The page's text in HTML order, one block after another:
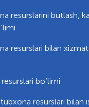
resurslarini butlash,
resurslari bilan xizmat
bo‘limi
resurslari bilan